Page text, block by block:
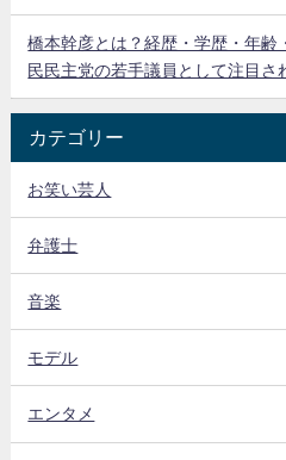
橋本幹彦とは？経歴・学歴・年齢
民民主党の若手議員として注目さ
カテゴリー
お笑い芸人
弁護士
音楽
モデル
エンタメ